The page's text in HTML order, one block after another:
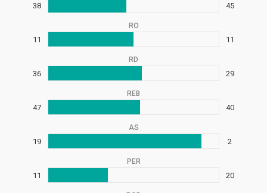
38 45
RO
11 11
RD
36 29
REB
47 40
AS
19 2
PER
11 20